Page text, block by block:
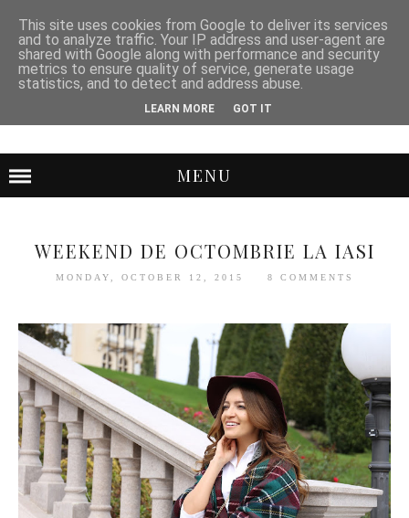
MENU
WEEKEND DE OCTOMBRIE LA IASI
MONDAY, OCTOBER 12, 2015 8 COMMENTS
This site uses cookies from Google to deliver its services
and to analyze traffic. Your IP address and user-agent are
shared with Google along with performance and security
metrics to ensure quality of service, generate usage
statistics, and to detect and address abuse.
LEARN MORE GOT IT